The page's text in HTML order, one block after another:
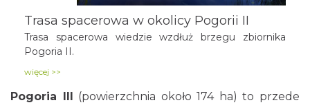
Trasa spacerowa w okolicy Pogorii II
Trasa spacerowa wiedzie wzdłuż brzegu zbiornika
Pogoria II.
więcej >>
Pogoria III (powierzchnia około 174 ha) to przede